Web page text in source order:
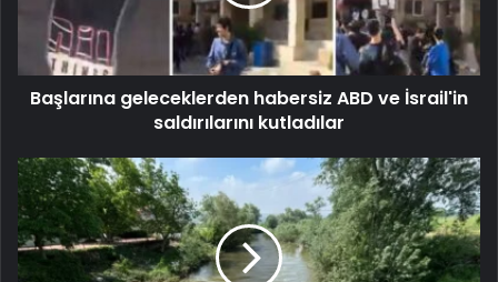
Başlarına geleceklerden habersiz ABD ve İsrail'in
saldırılarını kutladılar